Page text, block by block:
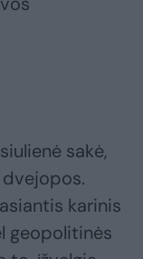
sakė,
karinis
geopolitinės